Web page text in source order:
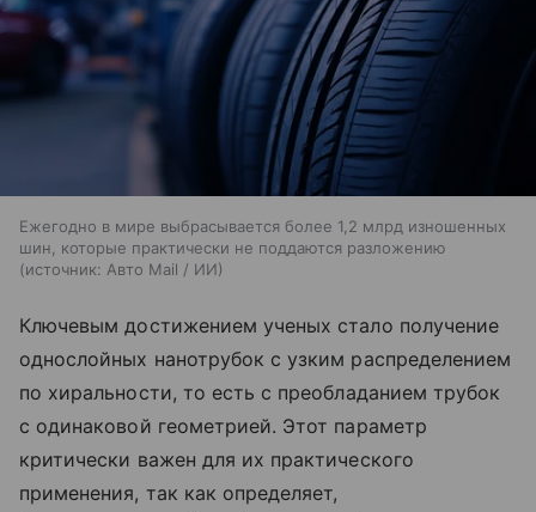
Ежегодно в мире выбрасывается более 1,2 млрд изношенных
шин, которые практически не поддаются разложению
источник: Авто Mail / ИИ
Ключевым достижением ученых стало получение
однослойных нанотрубок с узким распределением
по хиральности, то есть с преобладанием трубок
с одинаковой геометрией. Этот параметр
критически важен для их практического
применения, так как определяет,